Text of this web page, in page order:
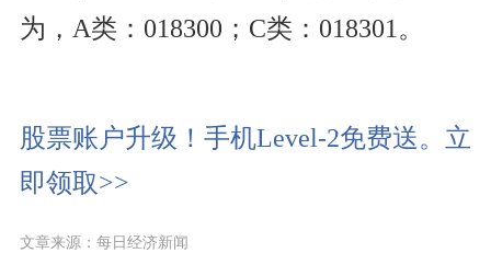
为，A类：018300；C类：018301。
股票账户升级！手机Level-2免费送。立
即领取>>
文章来源：每日经济新闻